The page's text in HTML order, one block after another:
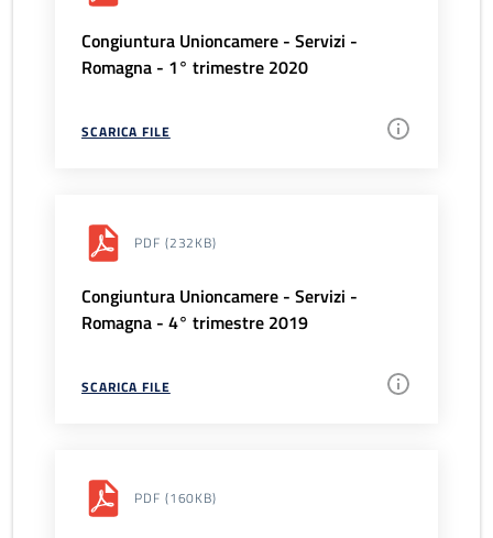
Congiuntura Unioncamere - Servizi -
Romagna - 1° trimestre 2020
SCARICA FILE
PDF (232KB)
Congiuntura Unioncamere - Servizi -
Romagna - 4° trimestre 2019
SCARICA FILE
PDF (160KB)